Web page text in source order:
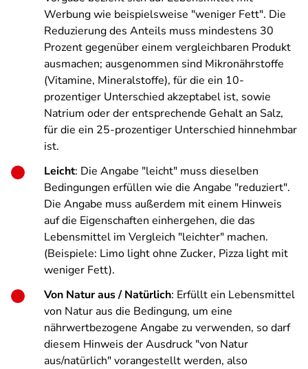
Werbung wie beispielsweise "weniger Fett". Die
Reduzierung des Anteils muss mindestens 30
Prozent gegenüber einem vergleichbaren Produkt
ausmachen; ausgenommen sind Mikronährstoffe
(Vitamine, Mineralstoffe), für die ein 10-
prozentiger Unterschied akzeptabel ist, sowie
Natrium oder der entsprechende Gehalt an Salz,
für die ein 25-prozentiger Unterschied hinnehmbar
ist.
Leicht: Die Angabe "leicht" muss dieselben
Bedingungen erfüllen wie die Angabe "reduziert".
Die Angabe muss außerdem mit einem Hinweis
auf die Eigenschaften einhergehen, die das
Lebensmittel im Vergleich "leichter" machen.
(Beispiele: Limo light ohne Zucker, Pizza light mit
weniger Fett).
Von Natur aus / Natürlich: Erfüllt ein Lebensmittel
von Natur aus die Bedingung, um eine
nährwertbezogene Angabe zu verwenden, so darf
diesem Hinweis der Ausdruck "von Natur
aus/natürlich" vorangestellt werden, also